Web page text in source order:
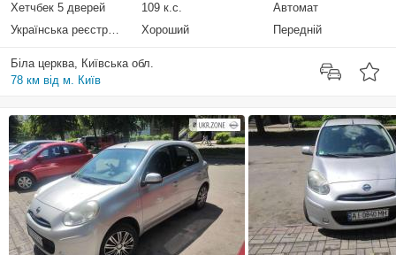
Хетчбек 5 дверей
109 к.с.
Автомат
Українська реєстрація
Хороший Передній
Біла церква, Київська обл.
78 км від м. Київ